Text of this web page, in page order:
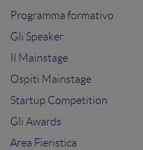
Programma formativo
Gli Speaker
Il Mainstage
Ospiti Mainstage
Startup Competition
Gli Awards
Area Fieristica